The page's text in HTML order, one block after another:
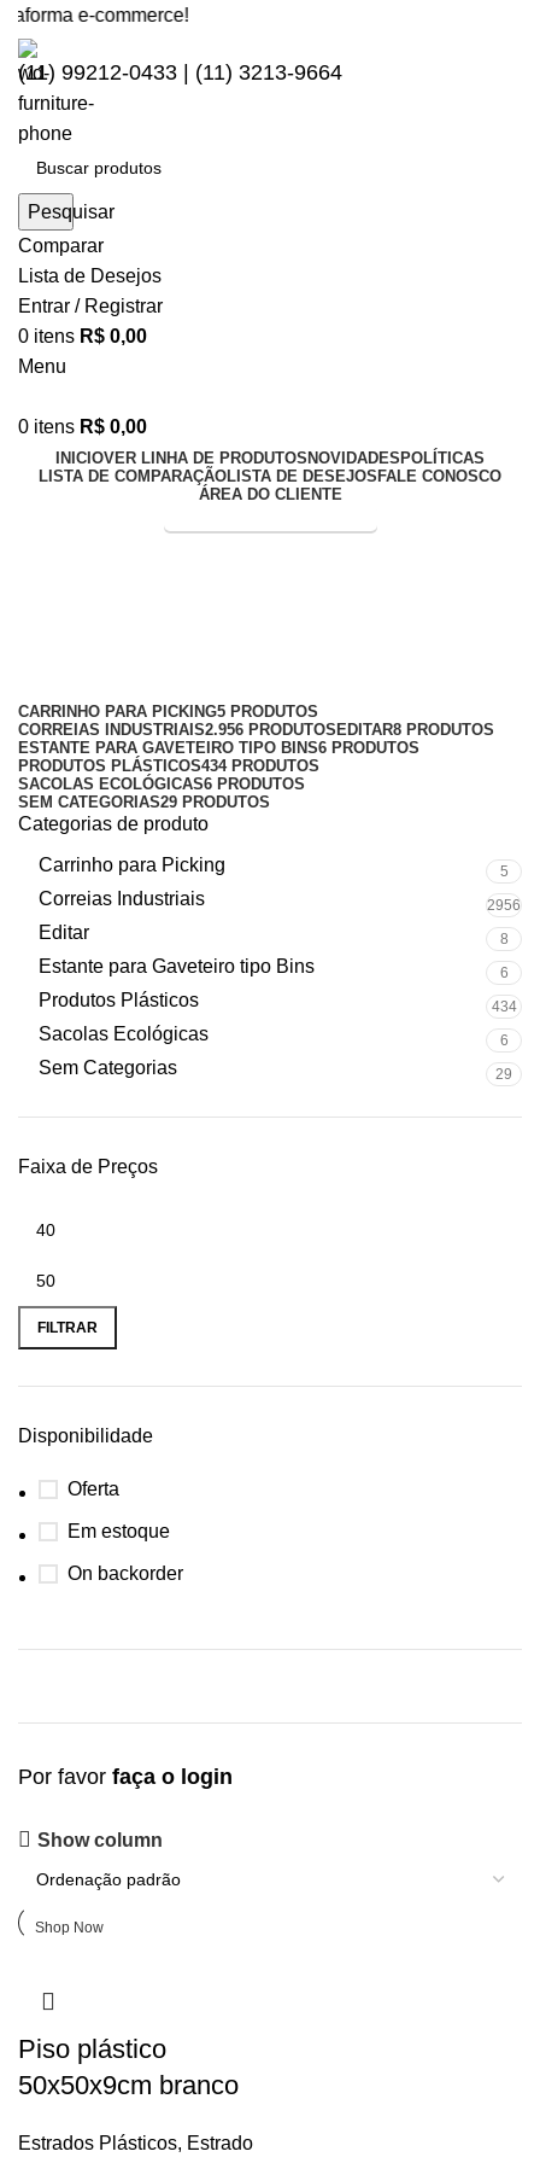
e-commerce!
(11) 99212-0433 | (11) 3213-9664
Pesquisar
Comparar
Lista de Desejos
Entrar / Registrar
0 itens R$ 0,00
Menu
0 itens R$ 0,00
INICIOVER LINHA DE PRODUTOS NOVIDADES POLÍTICAS
LISTA DE COMPARAÇÃOLISTA DE DESEJOS FALE CONOSCO
ÁREA DO CLIENTE
CARRINHO PARA PICKING5 PRODUTOS
CORREIAS INDUSTRIAIS2.956 PRODUTOS EDITAR8 PRODUTOS
ESTANTE PARA GAVETEIRO TIPO BINS6 PRODUTOS
PRODUTOS PLÁSTICOS434 PRODUTOS
SACOLAS ECOLÓGICAS6 PRODUTOS
SEM CATEGORIAS29 PRODUTOS
Categorias de produto
Carrinho para Picking
5
Correias Industriais 2956
Editar 8
Estante para Gaveteiro tipo Bins 6
Produtos Plásticos 434
Sacolas Ecológicas 6
Sem Categorias 29
Faixa de Preços
FILTRAR
Disponibilidade
Oferta
Em estoque
On backorder
Por favor faça o login
Upholstered chair
Shop Now
Show column
Piso plástico
50x50x9cm branco
Estrados Plásticos, Estrado